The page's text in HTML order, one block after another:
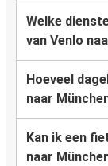
Welke
van Venlo
Hoeveel
naar
Kan ik een
naar